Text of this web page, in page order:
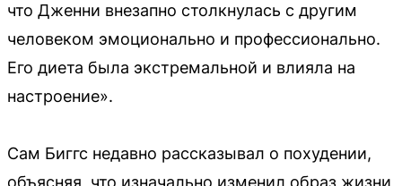
что Дженни внезапно столкнулась с другим
человеком эмоционально и профессионально.
Его диета была экстремальной и влияла на
настроение».
Сам Биггс недавно рассказывал о похудении,
объясняя, что изначально изменил образ жизни